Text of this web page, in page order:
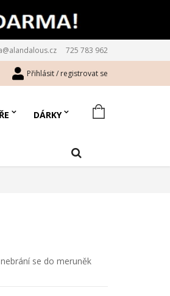
725 783 962
Přihlásit / registrovat se
DÁRKY
se do meruněk